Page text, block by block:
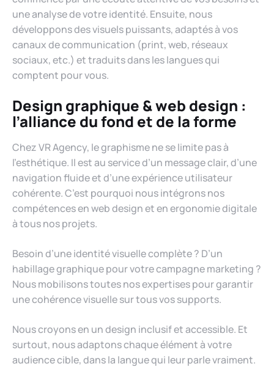
une analyse de votre identité. Ensuite, nous
développons des visuels puissants, adaptés à vos
canaux de communication (print, web, réseaux
sociaux, etc.) et traduits dans les langues qui
comptent pour vous.
Design graphique & web design :
l’alliance du fond et de la forme
Chez VR Agency, le graphisme ne se limite pas à
l’esthétique. Il est au service d’un message clair, d’une
navigation fluide et d’une expérience utilisateur
cohérente. C’est pourquoi nous intégrons nos
compétences en web design et en ergonomie digitale
à tous nos projets.
Besoin d’une identité visuelle complète ? D’un
habillage graphique pour votre campagne marketing ?
Nous mobilisons toutes nos expertises pour garantir
une cohérence visuelle sur tous vos supports.
Nous croyons en un design inclusif et accessible. Et
surtout, nous adaptons chaque élément à votre
audience cible, dans la langue qui leur parle vraiment.